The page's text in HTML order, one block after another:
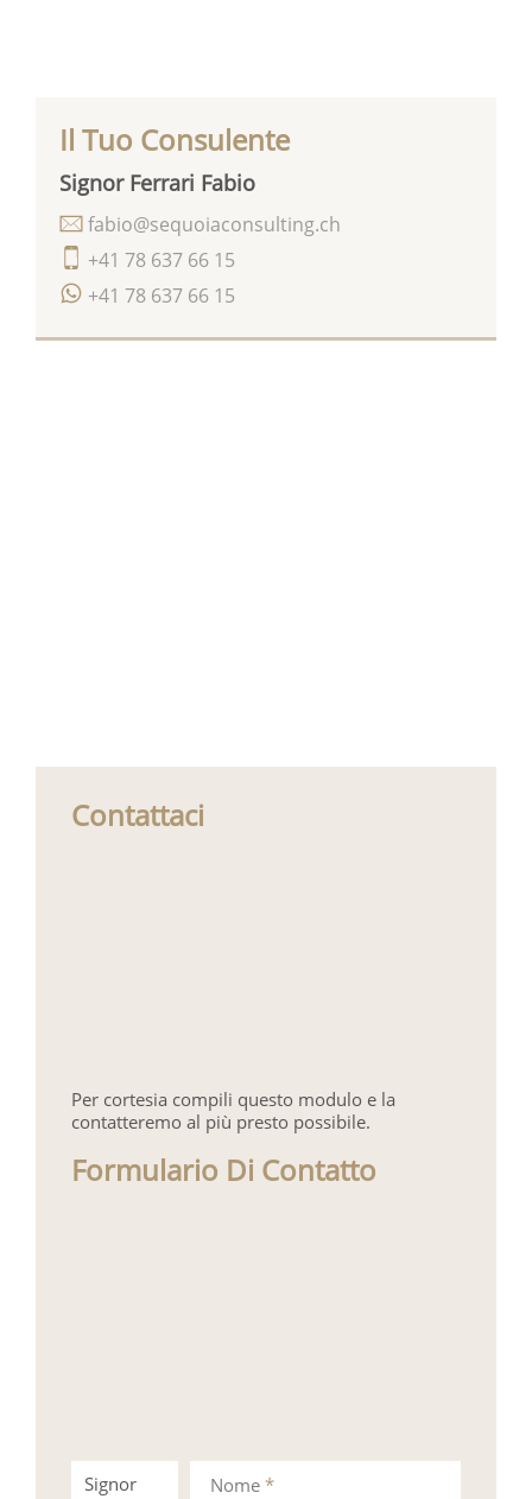
Il Tuo Consulente
Signor Ferrari Fabio
+41 78 637 66 15
+41 78 637 66 15
fabio@sequoiaconsulting.ch
Contattaci
Per cortesia compili questo modulo e la
contatteremo al più presto possibile.
Formulario Di Contatto
Signor Signora
Nome *